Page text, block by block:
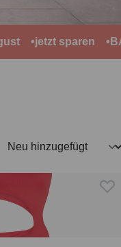
jetzt sparen